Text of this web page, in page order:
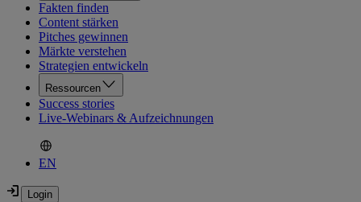
Fakten finden
Content stärken
Pitches gewinnen
Märkte verstehen
Strategien entwickeln
Ressourcen
Success stories
Live-Webinars & Aufzeichnungen
EN